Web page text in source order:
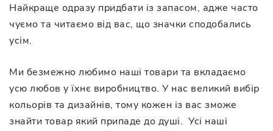
Найкраще одразу придбати із запасом, адже часто
чуємо та читаємо від вас, що значки сподобались
усім.
Ми безмежно любимо наші товари та вкладаємо
усю любов у їхнє виробництво. У нас великий вибір
кольорів та дизайнів, тому кожен із вас зможе
знайти товар який припаде до душі. Усі наші